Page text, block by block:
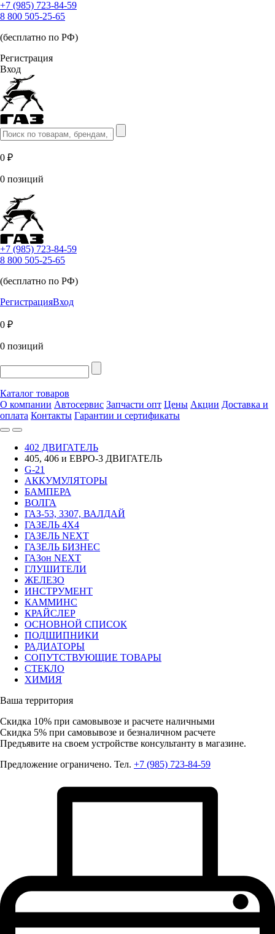
+7 (985) 723-84-59
8 800 505-25-65
(бесплатно по РФ)
Регистрация
Вход
0 ₽
0 позиций
+7 (985) 723-84-59
8 800 505-25-65
(бесплатно по РФ)
РегистрацияВход
0 ₽
0 позиций
Каталог товаров
О компании Автосервис Запчасти опт Цены Акции Доставка и
оплата Контакты Гарантии и сертификаты
402 ДВИГАТЕЛЬ
405, 406 и ЕВРО-3 ДВИГАТЕЛЬ
G-21
АККУМУЛЯТОРЫ
БАМПЕРА
ВОЛГА
ГАЗ-53, 3307, ВАЛДАЙ
ГАЗЕЛЬ 4Х4
ГАЗЕЛЬ NEXT
ГАЗЕЛЬ БИЗНЕС
ГАЗон NEXT
ГЛУШИТЕЛИ
ЖЕЛЕЗО
ИНСТРУМЕНТ
КАММИНС
КРАЙСЛЕР
ОСНОВНОЙ СПИСОК
ПОДШИПНИКИ
РАДИАТОРЫ
СОПУТСТВУЮЩИЕ ТОВАРЫ
СТЕКЛО
ХИМИЯ
Ваша территория
Скидка 10% при самовывозе и расчете наличными
Скидка 5% при самовывозе и безналичном расчете
Предъявите на своем устройстве консультанту в магазине.
Предложение ограничено. Тел. +7 (985) 723-84-59